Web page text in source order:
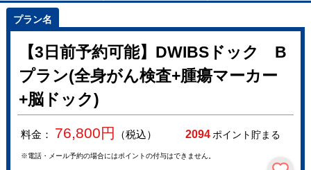
【3日前予約可能】DWIBSドック B
プラン(全身がん検査+腫瘍マーカー
+脳ドック)
料金： 76,800円 （税込） 2094ポイント貯まる
※電話・メール予約の場合にはポイントの付与はできません。